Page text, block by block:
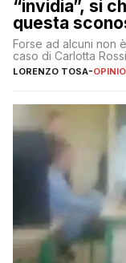
“invidia”, si
questa
Forse ad alcuni non
caso di Carlotta
LORENZO TOSA-